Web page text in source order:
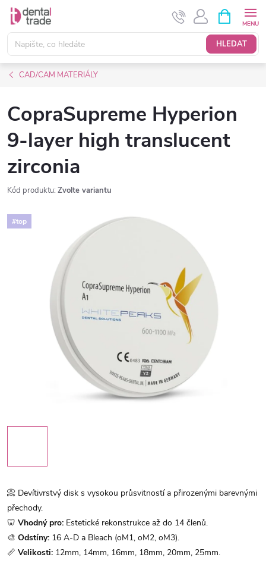
Přejít
obsah
HLEDAT
NÁKUPNÍ
KOŠÍK
CAD/CAM MATERIÁLY
CopraSupreme Hyperion
9-layer high translucent
zirconia
Kód produktu: Zvolte variantu
#top
📀 Devítivrstvý disk s vysokou průsvitností a přirozenými barevnými
přechody.
🦷 Vhodný pro: Estetické rekonstrukce až do 14 členů.
🎨 Odstíny: 16 A-D a Bleach (oM1, oM2, oM3).
📏 Velikosti: 12mm, 14mm, 16mm, 18mm, 20mm, 25mm.